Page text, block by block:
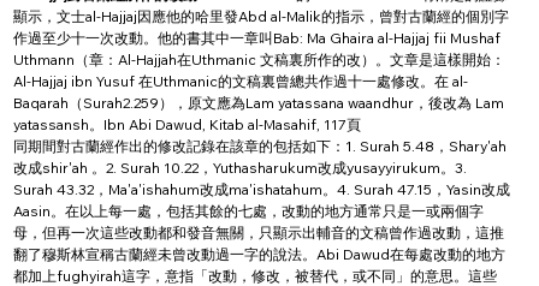
顯示，文士al-Hajjaj因應他的哈里發Abd al-Malik的指示，曾對古蘭經的個別字
作過至少十一次改動。他的書其中一章叫Bab: Ma Ghaira al-Hajjaj fii Mushaf
Uthmann（章：Al-Hajjah在Uthmanic 文稿裏所作的改）。文章是這樣開始：
Al-Hajjaj ibn Yusuf 在Uthmanic的文稿裏曾總共作過十一處修改。在 al-
Baqarah（Surah2.259），原文應為Lam yatassana waandhur，後改為 Lam
yatassansh。Ibn Abi Dawud, Kitab al-Masahif, 117頁
同期間對古蘭經作出的修改記錄在該章的包括如下：1. Surah 5.48，Shary'ah
改成shir'ah 。2. Surah 10.22，Yuthasharukum改成yusayyirukum。3.
Surah 43.32，Ma'a'ishahum改成ma'ishatahum。4. Surah 47.15，Yasin改成
Aasin。在以上每一處，包括其餘的七處，改動的地方通常只是一或兩個字
母，但再一次這些改動都和發音無關，只顯示出輔音的文稿曾作過改動，這推
翻了穆斯林宣稱古蘭經未曾改動過一字的說法。Abi Dawud在每處改動的地方
都加上fughyirah這字，意指「改動，修改，被替代，或不同」的意思。這些